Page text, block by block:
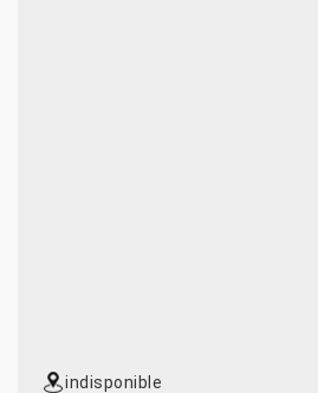
indisponible